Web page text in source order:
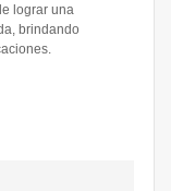
lograr una
brindando